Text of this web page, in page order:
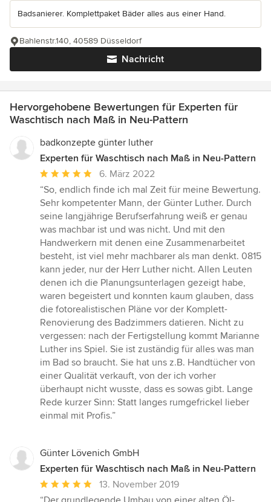
Badsanierer. Komplettpaket Bäder alles aus einer Hand.
Nachricht
Bahlenstr.140, 40589 Düsseldorf
Hervorgehobene Bewertungen für Experten für
Waschtisch nach Maß in Neu-Pattern
badkonzepte günter luther
Experten für Waschtisch nach Maß in Neu-Pattern
Durchschnittliche
Bewertung:
5
von
5
Sternen
6. März 2022
“So, endlich finde ich mal Zeit für meine Bewertung.
Sehr kompetenter Mann, der Günter Luther. Durch
seine langjährige Berufserfahrung weiß er genau
was machbar ist und was nicht. Und mit den
Handwerkern mit denen eine Zusammenarbeitet
besteht, ist viel mehr machbarer als man denkt. 0815
kann jeder, nur der Herr Luther nicht. Allen Leuten
denen ich die Planungsunterlagen gezeigt habe,
waren begeistert und konnten kaum glauben, dass
die fotorealistischen Pläne vor der Komplett-
Renovierung des Badzimmers datieren. Nicht zu
vergessen: nach der Fertigstellung kommt Marianne
Luther ins Spiel. Sie ist zuständig für alles was man
im Bad so braucht. Sie hat uns z.B. Handtücher von
einer Qualität verkauft, von der ich vorher
überhaupt nicht wusste, dass es sowas gibt. Lange
Rede kurzer Sinn: Statt langes rumgefrickel lieber
einmal mit Profis.”
Günter Lövenich GmbH
Experten für Waschtisch nach Maß in Neu-Pattern
Durchschnittliche
Bewertung:
13. November 2019